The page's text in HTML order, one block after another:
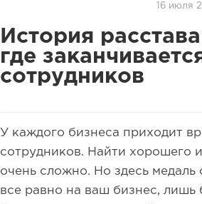
16 июля
История
где
сотрудников
У каждого бизнеса приходит
сотрудников. Найти хорошего
очень сложно. Но здесь
все равно на ваш бизнес, лишь